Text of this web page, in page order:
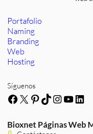
Portafolio
Naming
Branding
Web
Hosting
Síguenos
Facebook
X Pinterest
TikTok
Bioxnet Páginas Web